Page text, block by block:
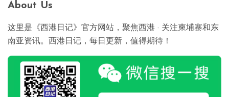
About Us
这里是《西港日记》官方网站，聚焦西港 · 关注柬埔寨和东
南亚资讯。西港日记，每日更新，值得期待！